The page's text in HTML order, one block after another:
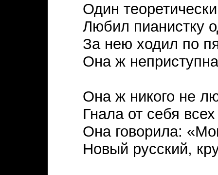
Один
Любил пианистку
За нею ходил по
Она ж
Она ж никого не
Гнала от себя
Она говорила:
Новый русский,